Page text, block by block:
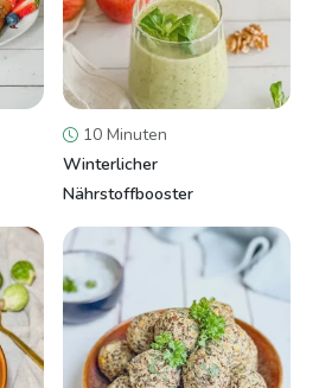
10 Minuten
Winterlicher
Nährstoffbooster